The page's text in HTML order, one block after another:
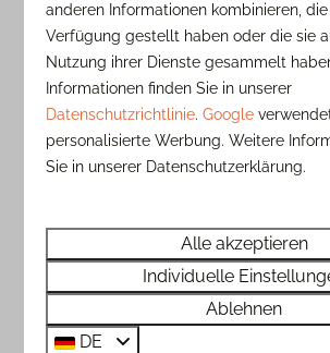
Mehr
Im Park
Drinnen und draußen
anderen Informationen kombinieren,
Verfügung gestellt haben oder die sie
Nutzung ihrer Dienste gesammelt
Informationen finden Sie in unserer
Datenschutzrichtlinie.Google
personalisierte Werbung. Weitere
Sie in unserer Datenschutzerklärung.
Alle akzeptieren
Individuelle
Ablehnen
DE